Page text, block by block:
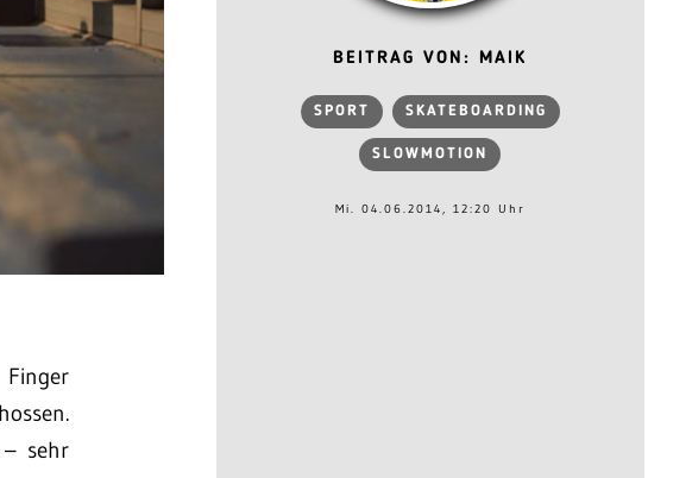
sehr
BEITRAG VON: MAIK
SPORT SKATEBOARDING
SLOWMOTION
Mi. 04.06.2014, 12:20 Uhr